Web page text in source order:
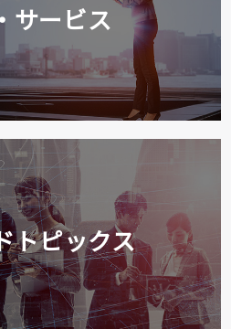
サービス
トピックス